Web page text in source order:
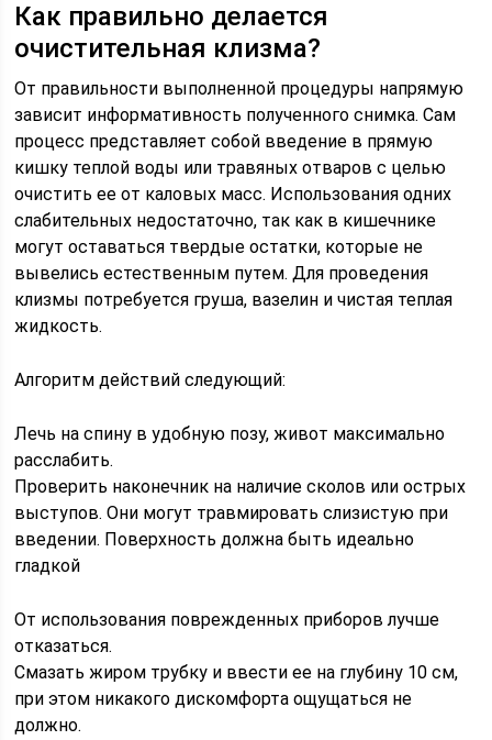
Как правильно делается
очистительная клизма?
От правильности выполненной процедуры напрямую
зависит информативность полученного снимка. Сам
процесс представляет собой введение в прямую
кишку теплой воды или травяных отваров с целью
очистить ее от каловых масс. Использования одних
слабительных недостаточно, так как в кишечнике
могут оставаться твердые остатки, которые не
вывелись естественным путем. Для проведения
клизмы потребуется груша, вазелин и чистая теплая
жидкость.
Алгоритм действий следующий:
Лечь на спину в удобную позу, живот максимально
расслабить.
Проверить наконечник на наличие сколов или острых
выступов. Они могут травмировать слизистую при
введении. Поверхность должна быть идеально
гладкой
От использования поврежденных приборов лучше
отказаться.
Смазать жиром трубку и ввести ее на глубину 10 см,
при этом никакого дискомфорта ощущаться не
должно.